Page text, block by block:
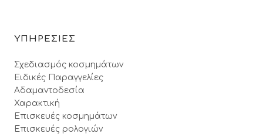
ΥΠΗΡΕΣΙΕΣ
Σχεδιασμός κοσμημάτων
Ειδικές Παραγγελίες
Αδαμαντοδεσία
Χαρακτική
Επισκευές κοσμημάτων
Επισκευές ρολογιών